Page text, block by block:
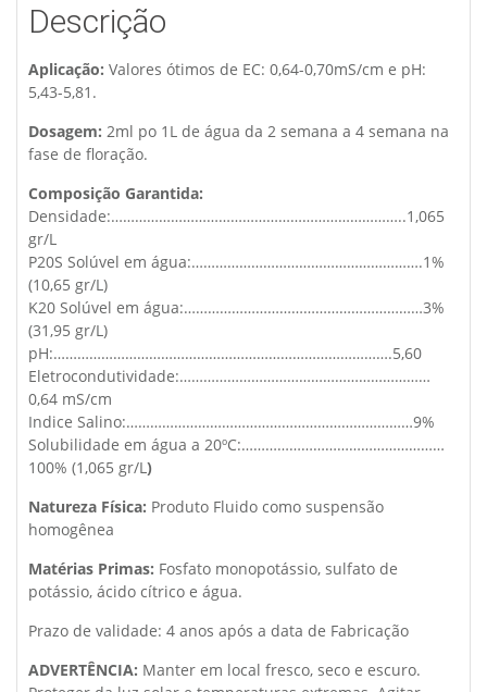
Descrição
Aplicação: Valores ótimos de EC: 0,64-0,70mS/cm e pH:
5,43-5,81.
Dosagem: 2ml po 1L de água da 2 semana a 4 semana na
fase de floração.
Composição Garantida:
Densidade:………………………………………………………………..1,065
gr/L
P20S Solúvel em água:………………………………………………….1%
(10,65 gr/L)
K20 Solúvel em água:……………………………………………………3%
(31,95 gr/L)
pH:………………………………………………………………………….5,60
Eletrocondutividade:………………………………………………………
0,64 mS/cm
Indice Salino:………………………………………………………………9%
Solubilidade em água a 20ºC:……………………………………………
100% (1,065 gr/L)
Natureza Física: Produto Fluido como suspensão
homogênea
Matérias Primas: Fosfato monopotássio, sulfato de
potássio, ácido cítrico e água.
Prazo de validade: 4 anos após a data de Fabricação
ADVERTÊNCIA: Manter em local fresco, seco e escuro.